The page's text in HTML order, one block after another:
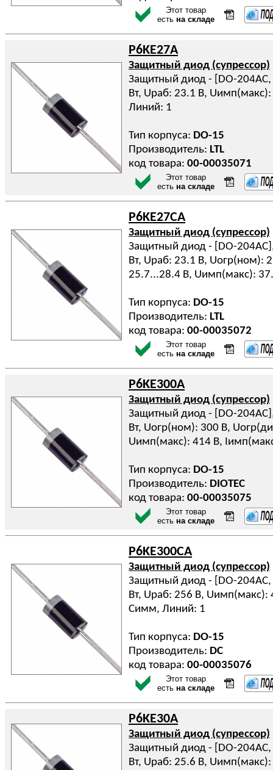
Этот товар
есть на складе
P6KE27A
Защитный диод (супрессор)
Защитный диод - [DO-
Вт, Uраб: 23.1 В,
Линий: 1
Тип корпуса: DO-15
Производитель: LTL
код товара: 00-00035071
Этот товар
есть на складе
P6KE27CA
Защитный диод (супрессор)
Защитный диод - [DO-
Вт, Uраб: 23.1 В, Uогр(ном):
25.7...28.4 В, Uимп(макс):
Тип корпуса: DO-15
Производитель: LTL
код товара: 00-00035072
Этот товар
есть на складе
P6KE300A
Защитный диод (супрессор)
Защитный диод - [DO-
Вт, Uогр(ном): 300 В,
Uимп(макс): 414 В,
Тип корпуса: DO-15
Производитель: DIOTEC
код товара: 00-00035075
Этот товар
есть на складе
P6KE300CA
Защитный диод (супрессор)
Защитный диод - [DO-
Вт, Uраб: 256 В,
Симм, Линий: 1
Тип корпуса: DO-15
Производитель: DC
код товара: 00-00035076
Этот товар
есть на складе
P6KE30A
Защитный диод (супрессор)
Защитный диод - [DO-
Вт, Uраб: 25.6 В,